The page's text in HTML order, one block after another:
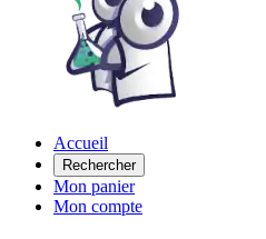
Accueil
Rechercher
Mon panier
Mon compte